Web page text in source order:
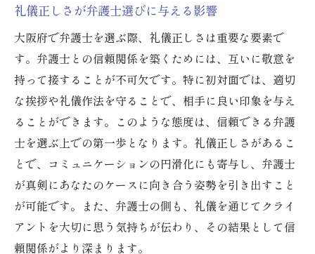
大阪府での弁護士選び礼儀と信頼構築のステッ
プ
大阪府での弁護士選びにおける礼儀のステ
ップ
信頼構築のための礼儀正しいアプローチ
弁護士選びの過程での礼儀の効果
大阪府内での弁護士との信頼構築の方法
礼儀と信頼の相乗効果を生む選び方
弁護士選びの成功例と礼儀の関係
礼儀正しさが弁護士選びに与える影響
大阪府で弁護士を選ぶ際、礼儀正しさは重要な要素で
す。弁護士との信頼関係を築くためには、互いに敬意を
持って接することが不可欠です。特に初対面では、適切
な挨拶や礼儀作法を守ることで、相手に良い印象を与え
ることができます。このような態度は、信頼できる弁護
士を選ぶ上での第一歩となります。礼儀正しさがあるこ
とで、コミュニケーションの円滑化にも寄与し、弁護士
が真剣にあなたのケースに向き合う姿勢を引き出すこと
が可能です。また、弁護士の側も、礼儀を通じてクライ
アントを大切に思う気持ちが伝わり、その結果として信
頼関係がより深まります。